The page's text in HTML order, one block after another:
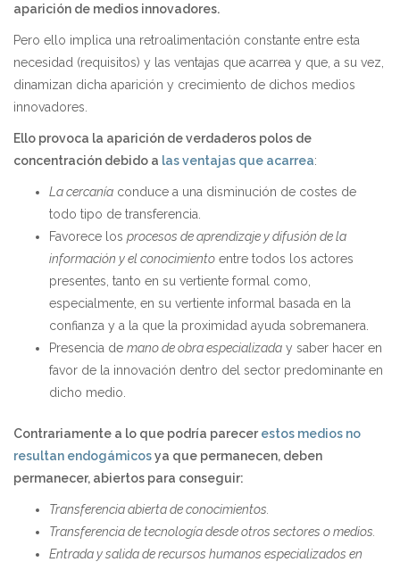
aparición de medios innovadores.
Pero ello implica una retroalimentación constante entre esta
necesidad (requisitos) y las ventajas que acarrea y que, a su vez,
dinamizan dicha aparición y crecimiento de dichos medios
innovadores.
Ello provoca la aparición de verdaderos polos de
concentración debido a las ventajas que acarrea:
La cercanía conduce a una disminución de costes de
todo tipo de transferencia.
Favorece los procesos de aprendizaje y difusión de la
información y el conocimiento entre todos los actores
presentes, tanto en su vertiente formal como,
especialmente, en su vertiente informal basada en la
confianza y a la que la proximidad ayuda sobremanera.
Presencia de mano de obra especializada y saber hacer en
favor de la innovación dentro del sector predominante en
dicho medio.
Contrariamente a lo que podría parecerestos medios no
resultan endogámicosya que permanecen, deben
permanecer, abiertos para conseguir:
Transferencia abierta de conocimientos.
Transferencia de tecnología desde otros sectores o medios.
Entrada y salida de recursos humanos especializados en